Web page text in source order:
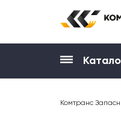
Комтранс